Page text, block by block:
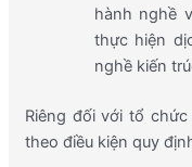
hành nghề
thực hiện
nghề kiến
Riêng đối với tổ
theo điều kiện quy